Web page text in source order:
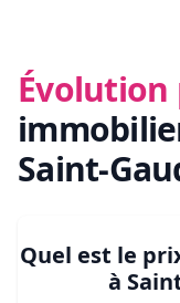
Évolution
Saint-
Quel est le
à